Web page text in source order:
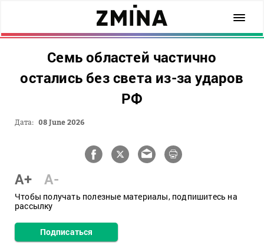
Семь областей частично
остались без света из-за ударов
РФ
Дата: 08 June 2026
A+ A-
Чтобы получать полезные материалы, подпишитесь на
рассылку
Подписаться